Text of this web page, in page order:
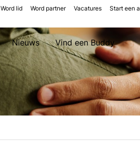
Nieuws Vind een Buddy
Word lid Word partner Vacatures Start een